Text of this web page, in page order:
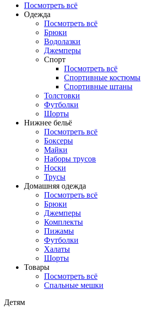
Посмотреть всё
Одежда
Посмотреть всё
Брюки
Водолазки
Джемперы
Спорт
Посмотреть всё
Спортивные костюмы
Спортивные штаны
Толстовки
Футболки
Шорты
Нижнее бельё
Посмотреть всё
Боксеры
Майки
Наборы трусов
Носки
Трусы
Домашняя одежда
Посмотреть всё
Брюки
Джемперы
Комплекты
Пижамы
Футболки
Халаты
Шорты
Товары
Посмотреть всё
Спальные мешки
Детям